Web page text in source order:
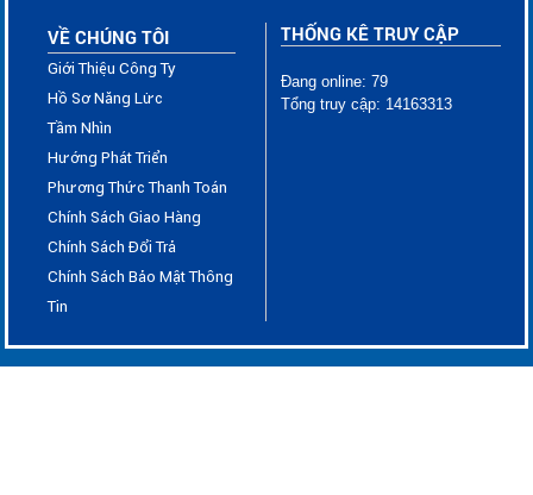
VỀ CHÚNG TÔI
Giới Thiệu Công Ty
Hồ Sơ Năng Lực
Tầm Nhìn
Hướng Phát Triển
Phương Thức Thanh Toán
Chính Sách Giao Hàng
Chính Sách Đổi Trả
Chính Sách Bảo Mật Thông
Tin
THỐNG KÊ TRUY CẬP
Đang online: 79
Tổng truy cập: 14163313